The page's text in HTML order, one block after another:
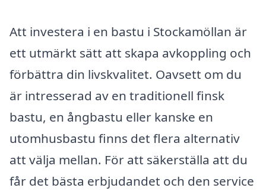
Att investera i en bastu i Stockamöllan är
ett utmärkt sätt att skapa avkoppling och
förbättra din livskvalitet. Oavsett om du
är intresserad av en traditionell finsk
bastu, en ångbastu eller kanske en
utomhusbastu finns det flera alternativ
att välja mellan. För att säkerställa att du
får det bästa erbjudandet och den service